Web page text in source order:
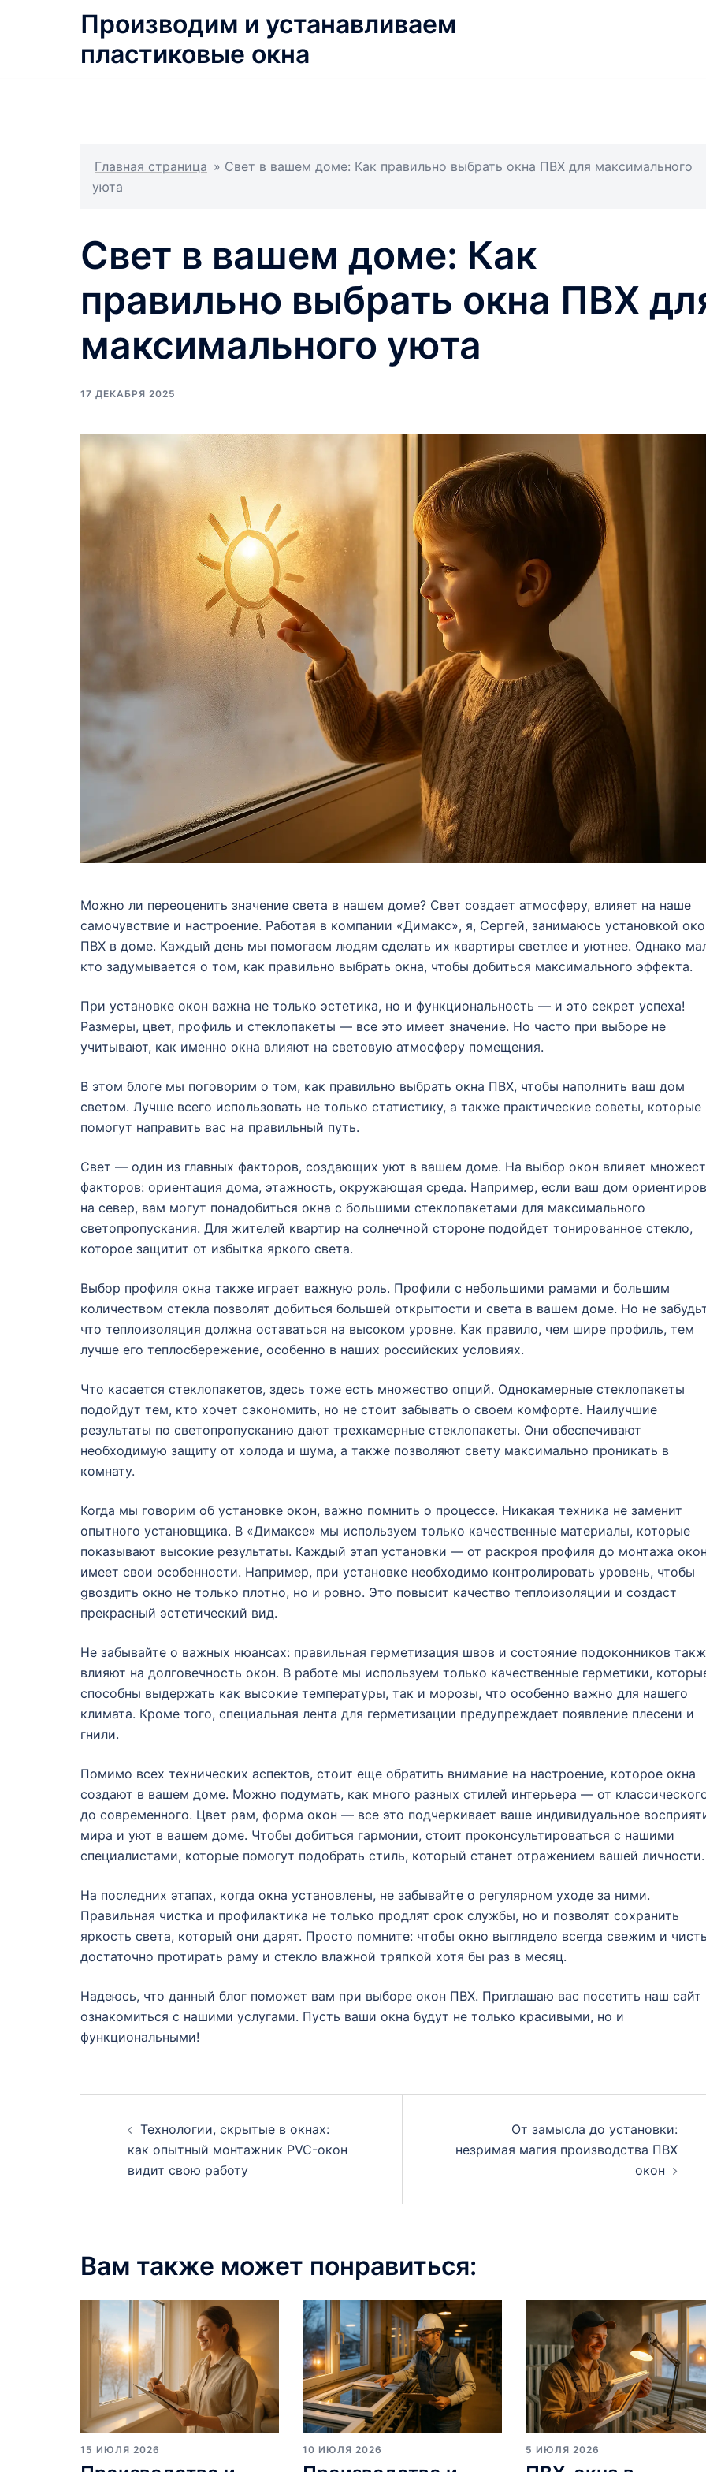
содержимому
Производим и устанавливаем
пластиковые окна
Главная страница » Свет в вашем доме: Как правильно выбрать окна ПВХ для максимального
уюта
Свет в вашем доме: Как
правильно выбрать окна ПВХ
максимального уюта
17 ДЕКАБРЯ 2025
Можно ли переоценить значение света в нашем доме? Свет создает атмосферу, влияет на наше
самочувствие и настроение. Работая в компании «Димакс», я, Сергей, занимаюсь установкой
ПВХ в доме. Каждый день мы помогаем людям сделать их квартиры светлее и уютнее. Однако
кто задумывается о том, как правильно выбрать окна, чтобы добиться максимального эффекта.
При установке окон важна не только эстетика, но и функциональность — и это секрет успеха!
Размеры, цвет, профиль и стеклопакеты — все это имеет значение. Но часто при выборе не
учитывают, как именно окна влияют на световую атмосферу помещения.
В этом блоге мы поговорим о том, как правильно выбрать окна ПВХ, чтобы наполнить ваш дом
светом. Лучше всего использовать не только статистику, а также практические советы, которые
помогут направить вас на правильный путь.
Свет — один из главных факторов, создающих уют в вашем доме. На выбор окон влияет
факторов: ориентация дома, этажность, окружающая среда. Например, если ваш дом
на север, вам могут понадобиться окна с большими стеклопакетами для максимального
светопропускания. Для жителей квартир на солнечной стороне подойдет тонированное стекло,
которое защитит от избытка яркого света.
Выбор профиля окна также играет важную роль. Профили с небольшими рамами и большим
количеством стекла позволят добиться большей открытости и света в вашем доме. Но не
что теплоизоляция должна оставаться на высоком уровне. Как правило, чем шире профиль, тем
лучше его теплосбережение, особенно в наших российских условиях.
Что касается стеклопакетов, здесь тоже есть множество опций. Однокамерные стеклопакеты
подойдут тем, кто хочет сэкономить, но не стоит забывать о своем комфорте. Наилучшие
результаты по светопропусканию дают трехкамерные стеклопакеты. Они обеспечивают
необходимую защиту от холода и шума, а также позволяют свету максимально проникать в
комнату.
Когда мы говорим об установке окон, важно помнить о процессе. Никакая техника не заменит
опытного установщика. В «Димаксе» мы используем только качественные материалы, которые
показывают высокие результаты. Каждый этап установки — от раскроя профиля до монтажа
имеет свои особенности. Например, при установке необходимо контролировать уровень, чтобы
gвоздить окно не только плотно, но и ровно. Это повысит качество теплоизоляции и создаст
прекрасный эстетический вид.
Не забывайте о важных нюансах: правильная герметизация швов и состояние подоконников
влияют на долговечность окон. В работе мы используем только качественные герметики,
способны выдержать как высокие температуры, так и морозы, что особенно важно для нашего
климата. Кроме того, специальная лента для герметизации предупреждает появление плесени и
гнили.
Помимо всех технических аспектов, стоит еще обратить внимание на настроение, которое окна
создают в вашем доме. Можно подумать, как много разных стилей интерьера — от
до современного. Цвет рам, форма окон — все это подчеркивает ваше индивидуальное
мира и уют в вашем доме. Чтобы добиться гармонии, стоит проконсультироваться с нашими
специалистами, которые помогут подобрать стиль, который станет отражением вашей личности.
На последних этапах, когда окна установлены, не забывайте о регулярном уходе за ними.
Правильная чистка и профилактика не только продлят срок службы, но и позволят сохранить
яркость света, который они дарят. Просто помните: чтобы окно выглядело всегда свежим и
достаточно протирать раму и стекло влажной тряпкой хотя бы раз в месяц.
Надеюсь, что данный блог поможет вам при выборе окон ПВХ. Приглашаю вас посетить наш сайт
ознакомиться с нашими услугами. Пусть ваши окна будут не только красивыми, но и
функциональными!
записиТехнологии, скрытые в окнах:
как опытный монтажник PVC-окон
видит свою работу
От замысла до установки:
незримая магия производства ПВХ
окон
Вам также может понравиться:
15 ИЮЛЯ 2026 10 ИЮЛЯ 2026 5 ИЮЛЯ 2026